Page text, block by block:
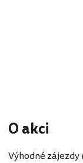
O akci
Výhodné